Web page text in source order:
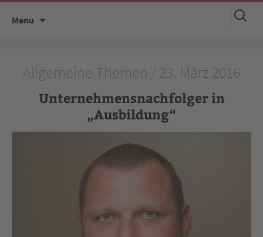
Menu
Suchen
nach:
Allgemeine Themen / 23. März 2016
Unternehmensnachfolger in
„Ausbildung“